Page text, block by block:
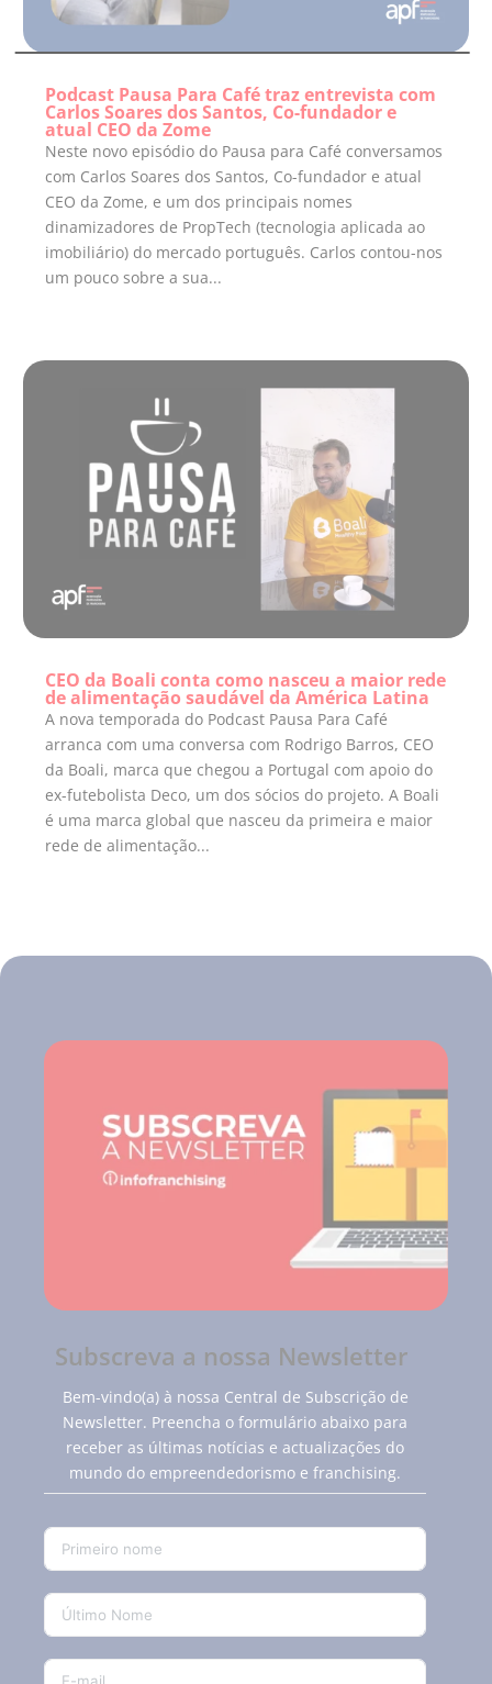
Podcast Pausa Para Café traz entrevista com
Carlos Soares dos Santos, Co-fundador e
atual CEO da Zome
Neste novo episódio do Pausa para Café conversamos
com Carlos Soares dos Santos, Co-fundador e atual
CEO da Zome, e um dos principais nomes
dinamizadores de PropTech (tecnologia aplicada ao
imobiliário) do mercado português. Carlos contou-nos
um pouco sobre a sua...
CEO da Boali conta como nasceu a maior rede
de alimentação saudável da América Latina
A nova temporada do Podcast Pausa Para Café
arranca com uma conversa com Rodrigo Barros, CEO
da Boali, marca que chegou a Portugal com apoio do
ex-futebolista Deco, um dos sócios do projeto. A Boali
é uma marca global que nasceu da primeira e maior
rede de alimentação...
Subscreva a nossa Newsletter
Bem-vindo(a) à nossa Central de Subscrição de
Newsletter. Preencha o formulário abaixo para
receber as últimas notícias e actualizações do
mundo do empreendedorismo e franchising.